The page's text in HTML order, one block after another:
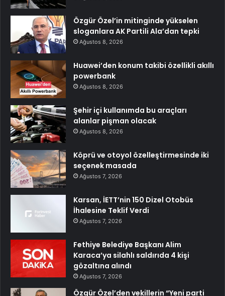
Özgür Özel’in mitinginde yükselen
sloganlara AK Partili Ala’dan tepki
Ağustos 8, 2026
Huawei’den konum takibi özellikli akıllı
powerbank
Ağustos 8, 2026
Şehir içi kullanımda bu araçları
alanlar pişman olacak
Ağustos 8, 2026
Köprü ve otoyol özelleştirmesinde iki
seçenek masada
Ağustos 7, 2026
Karsan, İETT’nin 150 Dizel Otobüs
İhalesine Teklif Verdi
Ağustos 7, 2026
Fethiye Belediye Başkanı Alim
Karaca’ya silahlı saldırıda 4 kişi
gözaltına alındı
Ağustos 7, 2026
Özgür Özel’den vekillerin “Yeni parti